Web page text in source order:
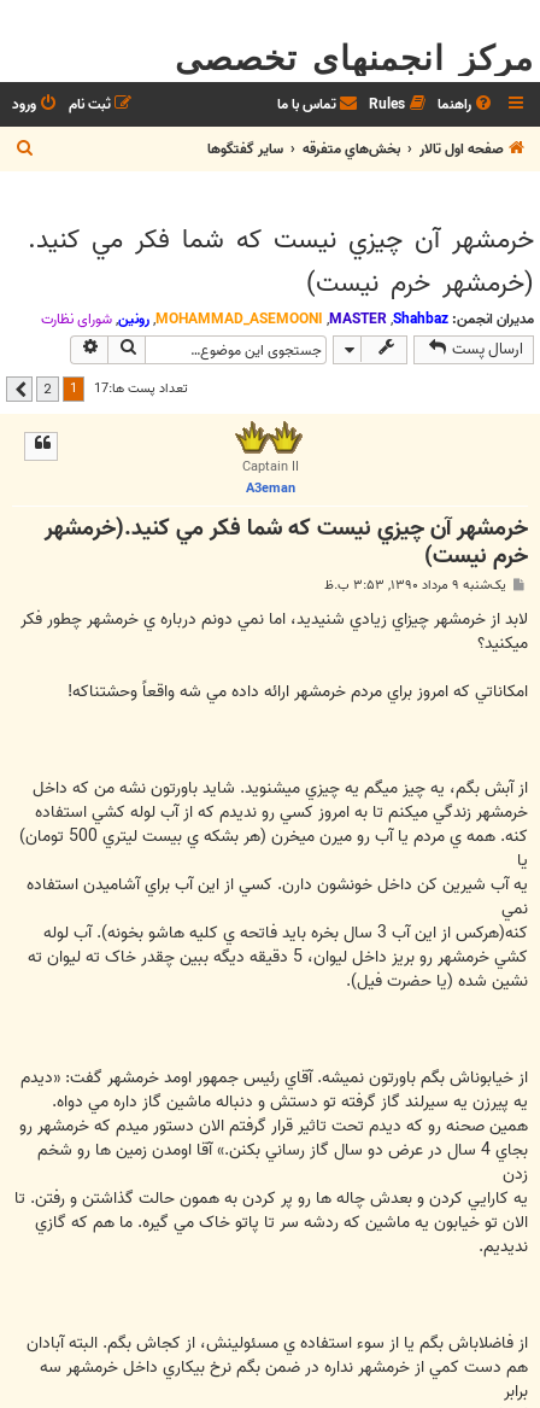
مرکز انجمنهای تخصصی
راهنما Rules تماس با ما ورود
ثبت نام
صفحه اول تالار
بخش‌‌هاي متفرقه ساير گفتگوها
ج
س
خرمشهر آن چيزي نيست که شما فکر مي کنيد.
(خرمشهر خرم نیست)
مدیران انجمن: Shahbaz
,
MASTER
,
MOHAMMAD_ASEMOONI
,رونین,شوراي نظارت
ارسال پست جستجو
تعداد پست ها:17 2 بعدی
Captain II
A3eman
خرمشهر آن چيزي نيست که شما فکر مي کنيد.(خرمشهر
خرم نیست)
پ
ت
یک‌شنبه ۹ مرداد ۱۳۹۰, ۳:۵۳ ب.ظ
لابد از خرمشهر چيزاي زيادي شنيديد، اما نمي دونم درباره ي خرمشهر چطور فکر
ميکنيد؟
امکاناتي که امروز براي مردم خرمشهر ارائه داده مي شه واقعاً وحشتناکه!
از آبش بگم، يه چيز ميگم يه چيزي ميشنويد. شايد باورتون نشه من که داخل
خرمشهر زندگي ميکنم تا به امروز کسي رو نديدم که از آب لوله کشي استفاده
کنه. همه ي مردم يا آب رو ميرن ميخرن (هر بشکه ي بيست ليتري 500 تومان)
يا
يه آب شيرين کن داخل خونشون دارن. کسي از اين آب براي آشاميدن استفاده
نمي
کنه(هرکس از اين آب 3 سال بخره بايد فاتحه ي کليه هاشو بخونه). آب لوله
کشي خرمشهر رو بريز داخل ليوان، 5 دقيقه ديگه ببين چقدر خاک ته ليوان ته
نشين شده (يا حضرت فيل).
از خيابوناش بگم باورتون نميشه. آقاي رئيس جمهور اومد خرمشهر گفت: «ديدم
يه پيرزن يه سيرلند گاز گرفته تو دستش و دنباله ماشين گاز داره مي دواه.
همين صحنه رو که ديدم تحت تاثير قرار گرفتم الان دستور ميدم که خرمشهر رو
بجاي 4 سال در عرض دو سال گاز رساني بکنن.» آقا اومدن زمين ها رو شخم
زدن
يه کارايي کردن و بعدش چاله ها رو پر کردن به همون حالت گذاشتن و رفتن. تا
الان تو خيابون يه ماشين که ردشه سر تا پاتو خاک مي گيره. ما هم که گازي
نديديم.
از فاضلاباش بگم يا از سوء استفاده ي مسئولينش، از کجاش بگم. البته آبادان
هم دست کمي از خرمشهر نداره در ضمن بگم نرخ بيکاري داخل خرمشهر سه
برابر